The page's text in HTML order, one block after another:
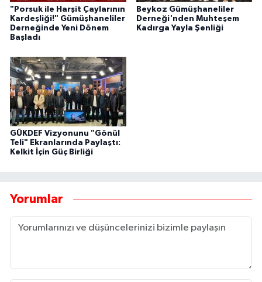
"Porsuk ile Harşit Çaylarının
Kardeşliği!" Gümüşhaneliler
Derneğinde Yeni Dönem
Başladı
Beykoz Gümüşhaneliler
Derneği'nden Muhteşem
Kadırga Yayla Şenliği
GÜKDEF Vizyonunu "Gönül
Teli" Ekranlarında Paylaştı:
Kelkit İçin Güç Birliği
Yorumlar